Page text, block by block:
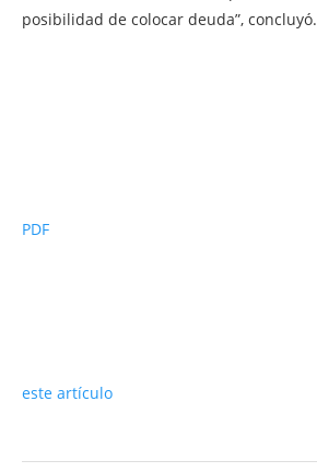
posibilidad de colocar deuda”, concluyó.
PDF
este artículo